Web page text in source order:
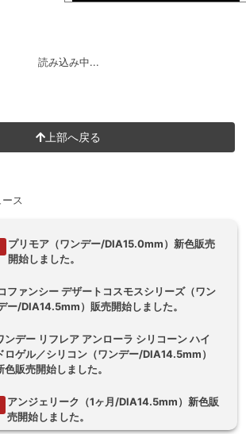
読み込み中...
上部へ戻る
ース
プリモア（ワンデー/DIA15.0mm）新色販売
開始しました。
ファンシー デザートコスモスシリーズ（ワン
ー/DIA14.5mm）販売開始しました。
ンデー リフレア アンローラ シリコーン ハイ
ロゲル／シリコン（ワンデー/DIA14.5mm）
色販売開始しました。
アンジェリーク（1ヶ月/DIA14.5mm）新色販
売開始しました。